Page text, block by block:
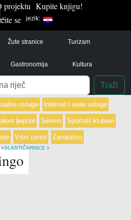
projektu Kupite knjigu!
se
jezik:
Žute stranice Turizam
Gastronomija Kultura
Traži
usluge Internet i www usluge
ljepote Servisi Sportski klubovi
Vrtni centri Zanatstvo
›SLASTIČARNICE ›